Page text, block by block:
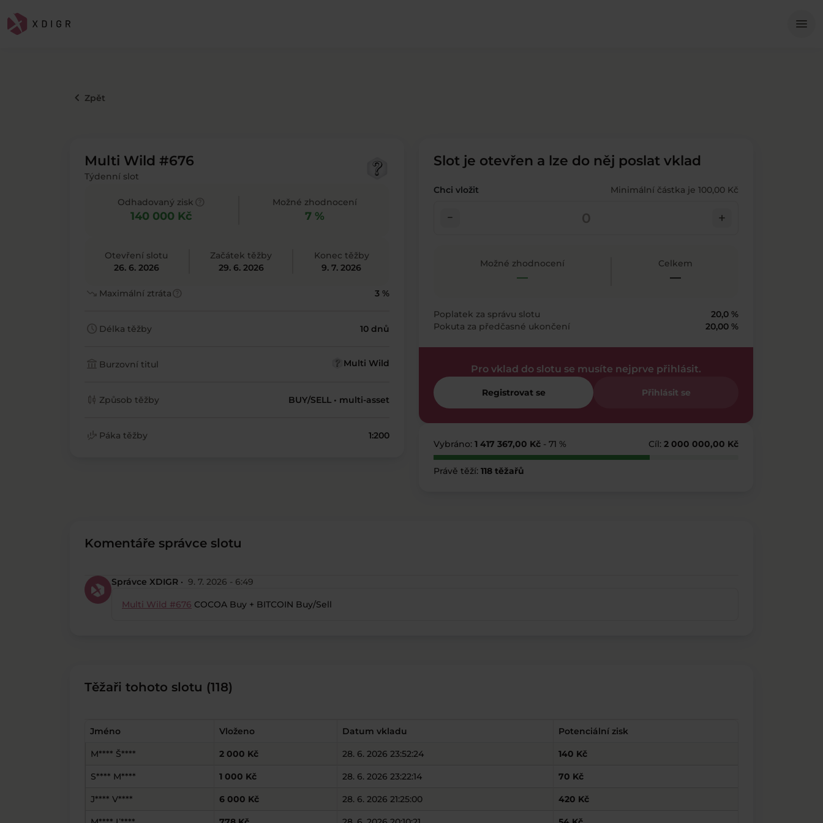
menu
keyboard_arrow_left Zpět
Multi Wild #676
Týdenní slot
Odhadovaný zisk
140 000 Kč
Možné zhodnocení
7 %
Otevření slotu
26. 6. 2026
Začátek těžby
29. 6. 2026
Konec těžby
9. 7. 2026
trending_down Maximální ztrátahelp 3 %
schedule Délka těžby 10 dnů
account_balance Burzovní titul Multi Wild
candlestick_chart Způsob těžby BUY/SELL • multi-asset
finance_mode Páka těžby 1:200
Slot je otevřen a lze do něj poslat vklad
Chci vložit Minimální částka je 100,00 Kč
check_indeterminate_small add
Možné zhodnocení
—
Celkem
—
Poplatek za správu slotu
20,0 %
Pokuta za předčasné ukončení
20,00 %
Pro vklad do slotu se musíte nejprve přihlásit.
Registrovat se Přihlásit se
Vybráno: 1 417 367,00 Kč - 71 % Cíl: 2 000 000,00 Kč
Právě těží: 118 těžařů
Komentáře správce slotu
Správce XDIGR · 9. 7. 2026 - 6:49
Multi Wild #676 COCOA Buy + BITCOIN Buy/Sell
Těžaři tohoto slotu (118)
Jméno Vloženo Datum vkladu Potenciální zisk
M**** Š**** 2 000 Kč 28. 6. 2026 23:52:24 140 Kč
S**** M**** 1 000 Kč 28. 6. 2026 23:22:14 70 Kč
J**** V**** 6 000 Kč 28. 6. 2026 21:25:00 420 Kč